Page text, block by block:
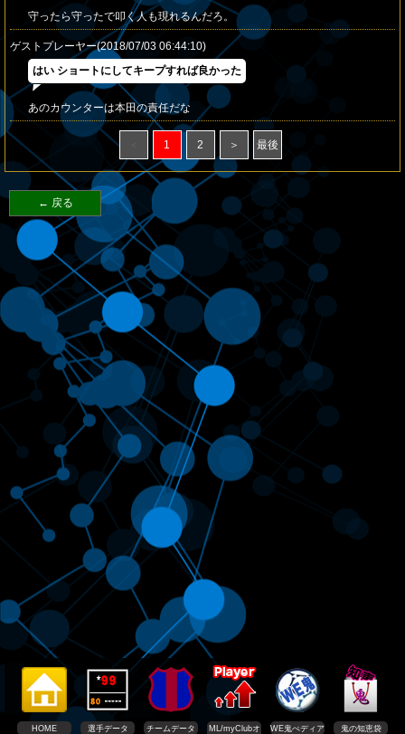
守ったら守ったで叩く人も現れるんだろ。
ゲストプレーヤー(2018/07/03 06:44:10)
はい ショートにしてキープすれば良かった
あのカウンターは本田の責任だな
1 2 ＞ 最後
← 戻る
HOME 選手データ チームデータ
ML/myClubオ
WE鬼ぺディア 鬼の知恵袋